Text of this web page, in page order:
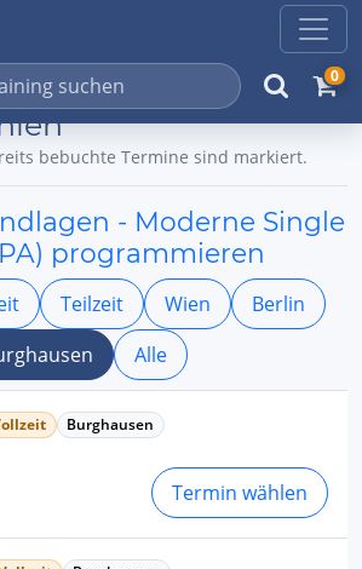
0
bebuchte Termine sind markiert.
- Moderne Single
programmieren
Teilzeit Wien
Berlin
Alle
Burghausen
Termin wählen